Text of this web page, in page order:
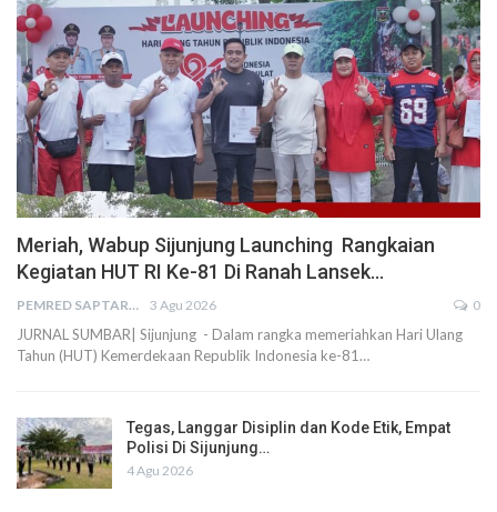
Meriah, Wabup Sijunjung Launching Rangkaian
Kegiatan HUT RI Ke-81 Di Ranah Lansek…
PEMRED SAPTARIUS 3 Agu 2026 0
JURNAL SUMBAR| Sijunjung - Dalam rangka memeriahkan Hari Ulang
Tahun (HUT) Kemerdekaan Republik Indonesia ke-81…
Tegas, Langgar Disiplin dan Kode Etik, Empat
Polisi Di Sijunjung…
4 Agu 2026